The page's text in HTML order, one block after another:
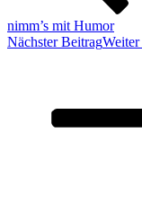
nimm’s mit Humor
Nächster BeitragWeiter